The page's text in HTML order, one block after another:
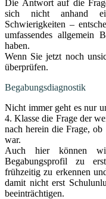
Die Antwort auf die
sich nicht anhand
Schwierigkeiten –
umfassendes
haben.
Wenn Sie jetzt noch
überprüfen.
Begabungsdiagnostik
Nicht immer geht es nur
4. Klasse die Frage der
nach herein die Frage,
war.
Auch hier können
Begabungsprofil zu
frühzeitig zu erkennen
damit nicht erst
beeinträchtigen.